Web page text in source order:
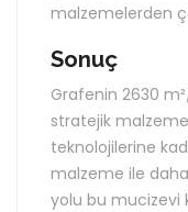
malzemelerden
Sonuç
Grafenin 2630
stratejik
teknolojilerine
malzeme ile
yolu bu mucizevi